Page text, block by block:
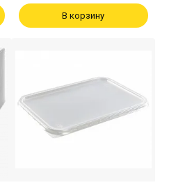
В корзину